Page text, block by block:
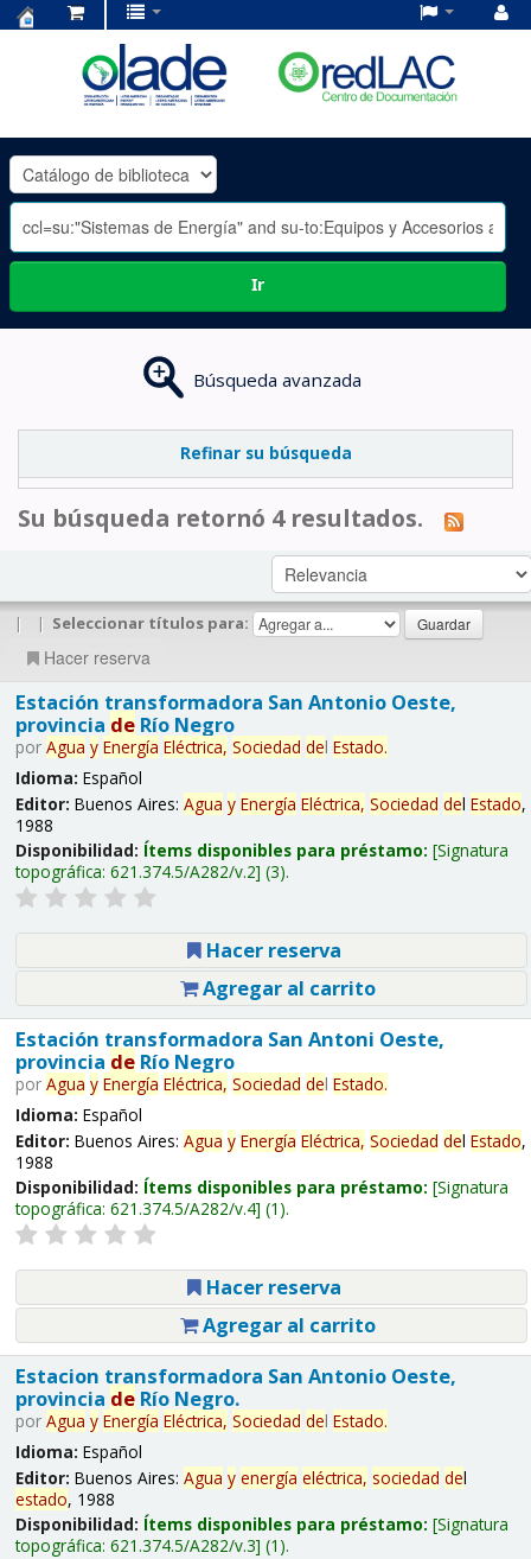
OLADE
-
Ir
Búsqueda avanzada
Refinar su búsqueda
Su búsqueda retornó 4 resultados.
| | Seleccionar títulos para:
Hacer reserva
Estación transformadora San Antonio Oeste,
provincia deRío Negro
por Agua y Energía Eléctrica, Sociedad del Estado.
Idioma: Español
Editor: Buenos Aires: Agua y Energía Eléctrica, Sociedad del Estado,
1988
Disponibilidad: Ítems disponibles para préstamo: Signatura
topográfica: 621.374.5/A282/v.2 (3).
Hacer reserva
Agregar al carrito
Estación transformadora San Antoni Oeste,
provincia deRío Negro
por Agua y Energía Eléctrica, Sociedad del Estado.
Idioma: Español
Editor: Buenos Aires: Agua y Energía Eléctrica, Sociedad del Estado,
1988
Disponibilidad: Ítems disponibles para préstamo: Signatura
topográfica: 621.374.5/A282/v.4 (1).
Hacer reserva
Agregar al carrito
Estacion transformadora San Antonio Oeste,
provincia deRío Negro.
por Agua y Energía Eléctrica, Sociedad del Estado.
Idioma: Español
Editor: Buenos Aires: Agua y energía eléctrica, sociedad del
estado, 1988
Disponibilidad: Ítems disponibles para préstamo: Signatura
topográfica: 621.374.5/A282/v.3 (1).